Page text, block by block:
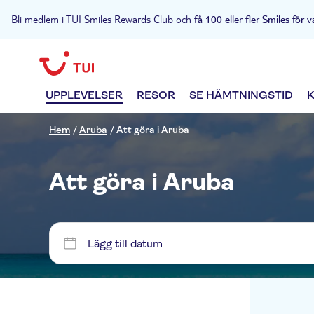
Bli medlem i TUI Smiles Rewards Club och få 100 eller fler Smiles för
UPPLEVELSER RESOR SE HÄMTNINGSTID
Hem /Aruba /Att göra i Aruba
Att göra i Aruba
Lägg till datum